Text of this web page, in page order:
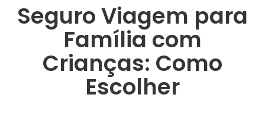
Seguro Viagem para
Família com
Crianças: Como
Escolher